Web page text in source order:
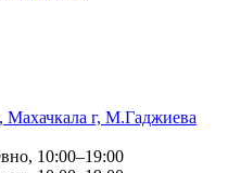
Махачкала г, М.Гаджиева
10:00–19:00